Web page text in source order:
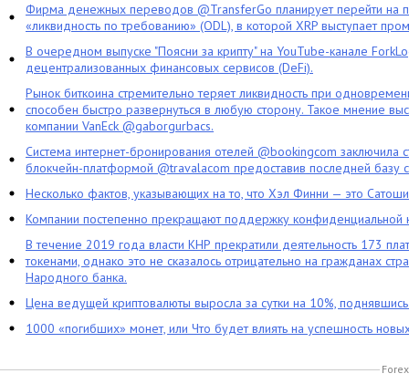
Фирма денежных переводов @TransferGo планирует перейти на
«ликвидность по требованию» (ODL), в которой XRP выступает
В очередном выпуске "Поясни за крипту" на YouTube-канале
децентрализованных финансовых сервисов (DeFi).
Рынок биткоина стремительно теряет ликвидность при
способен быстро развернуться в любую сторону. Такое мнение
компании VanEck @gaborgurbacs.
Система интернет-бронирования отелей @bookingcom заключила
блокчейн-платформой @travalacom предоставив последней базу
Несколько фактов, указывающих на то, что Хэл Финни — это
Компании постепенно прекращают поддержку конфиденциальной
В течение 2019 года власти КНР прекратили деятельность 173
токенами, однако это не сказалось отрицательно на гражданах
Народного банка.
Цена ведущей криптовалюты выросла за сутки на 10%,
1000 «погибших» монет, или Что будет влиять на успешность